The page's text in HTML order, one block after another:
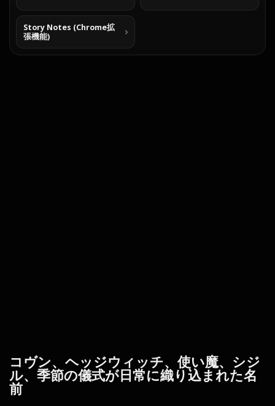
Story Notes (Chrome拡
張機能)
コヴン、ヘッジウィッチ、使い魔、シジ
ル、季節の儀式が日常に織り込まれた名
前